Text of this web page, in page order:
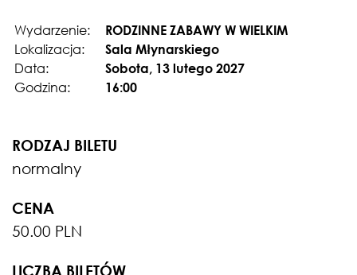
Wydarzenie:
RODZINNE ZABAWY W WIELKIM
Lokalizacja:
Sala Młynarskiego
Data:
Sobota, 13 lutego 2027
Godzina:
16:00
RODZAJ BILETU
normalny
CENA
50.00 PLN
LICZBA BILETÓW